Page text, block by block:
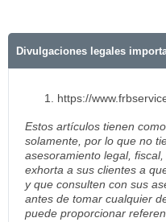
Divulgaciones legales
https://
Estos artículos tienen
solamente, por lo que no
asesoramiento legal,
exhorta a sus clientes a
y que consulten con sus
antes de tomar cualquier
puede proporcionar